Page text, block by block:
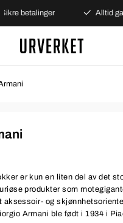
Alltid garanti
er kun en liten del av det
produkter som
aksessoir- og
Armani ble født i 1934 i